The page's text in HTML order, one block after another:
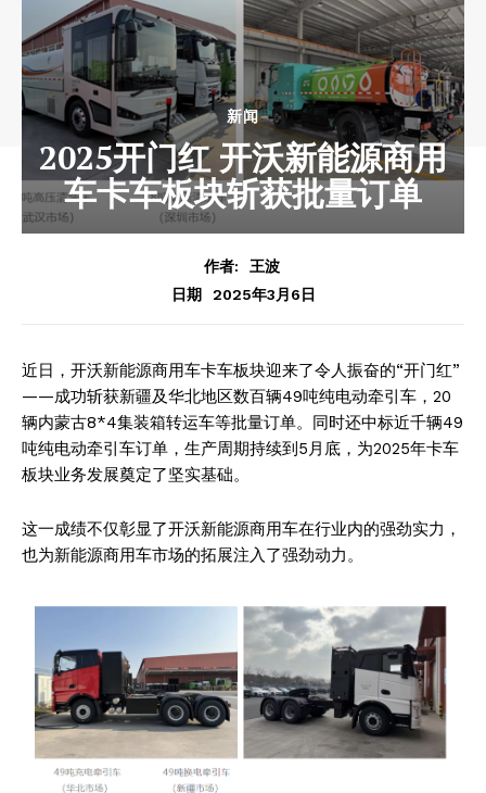
新闻
2025开门红 开沃新能源商用
车卡车板块斩获批量订单
作者:
王波
日期
2025年3月6日
近日，开沃新能源商用车卡车板块迎来了令人振奋的“开门红”
——成功斩获新疆及华北地区数百辆49吨纯电动牵引车，20
辆内蒙古8*4集装箱转运车等批量订单。同时还中标近千辆49
吨纯电动牵引车订单，生产周期持续到5月底，为2025年卡车
板块业务发展奠定了坚实基础。
这一成绩不仅彰显了开沃新能源商用车在行业内的强劲实力，
也为新能源商用车市场的拓展注入了强劲动力。